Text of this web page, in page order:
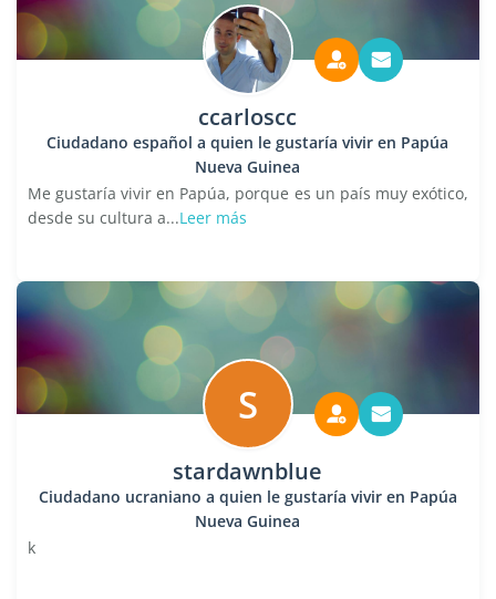
ccarloscc
Ciudadano español a quien le gustaría vivir en Papúa
Nueva Guinea
Me gustaría vivir en Papúa, porque es un país muy exótico,
desde su cultura a...Leer más
S
stardawnblue
Ciudadano ucraniano a quien le gustaría vivir en Papúa
Nueva Guinea
k